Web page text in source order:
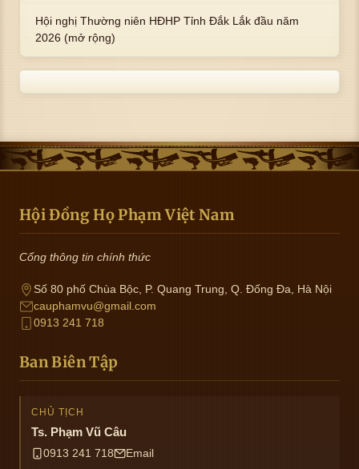
Hội nghị Thường niên HĐHP Tỉnh Đắk Lắk đầu năm
2026 (mở rộng)
Hội Đồng Họ Phạm Việt Nam
Cổng thông tin chính thức
Số 80 phố Chùa Bộc, P. Quang Trung, Q. Đống Đa, Hà Nội
cauphamvu@gmail.com
0913 241 718
Ban Biên Tập
CHỦ TỊCH
Ts. Phạm Vũ Câu
0913 241 718 Email